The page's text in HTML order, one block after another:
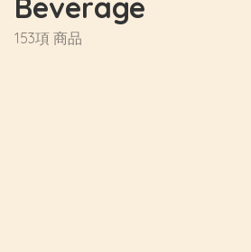
153項 商品